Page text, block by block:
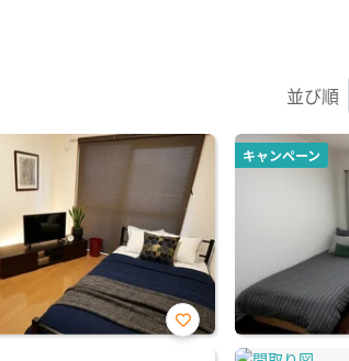
並び順
お気
キャンペーン